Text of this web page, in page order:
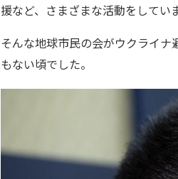
援など、さまざまな活動をしてい
そんな地球市民の会がウクライ
もない頃でした。